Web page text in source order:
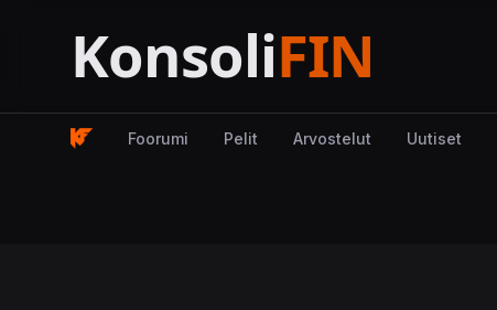
Foorumi Pelit Arvostelut Uutiset